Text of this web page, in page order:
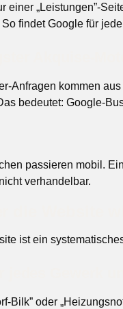
einer „Leistungen”-
findet Google für
Anfragen kommen
bedeutet: Google-
passieren mobil.
verhandelbar.
ist ein
Bilk” oder